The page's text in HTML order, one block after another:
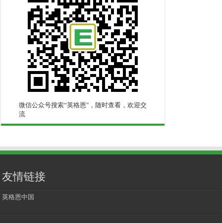
微信公众号搜索“英格恩"，随时查看，欢迎交
流
友情链接
英格恩中国